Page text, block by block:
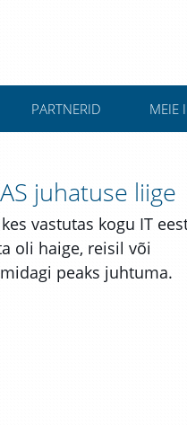
PARTNERID MEIE
juhatuse liige
vastutas kogu IT
oli haige, reisil või
peaks juhtuma.